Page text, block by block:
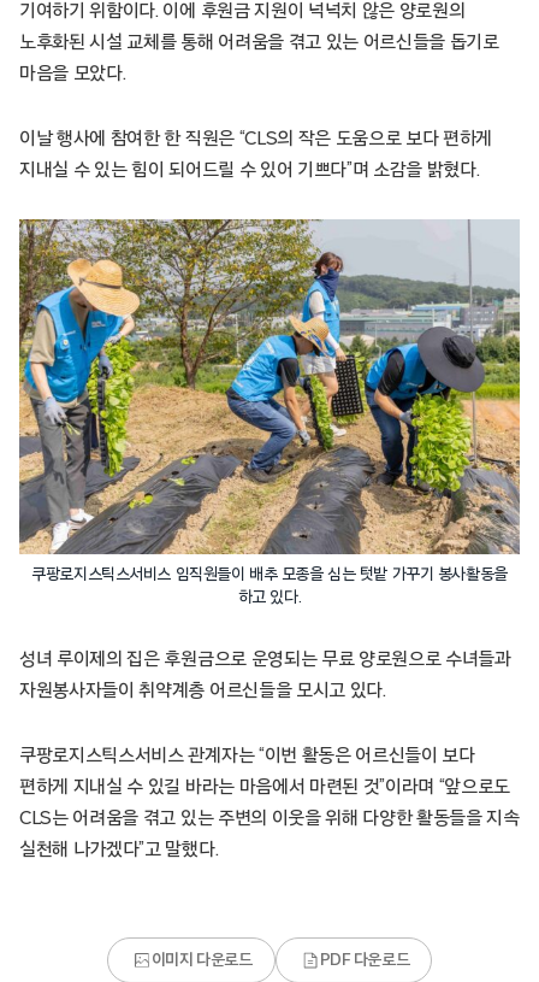
기여하기 위함이다. 이에 후원금 지원이 넉넉치 않은 양로원의
노후화된 시설 교체를 통해 어려움을 겪고 있는 어르신들을 돕기로
마음을 모았다.
이날 행사에 참여한 한 직원은 “CLS의 작은 도움으로 보다 편하게
지내실 수 있는 힘이 되어드릴 수 있어 기쁘다”며 소감을 밝혔다.
쿠팡로지스틱스서비스 임직원들이 배추 모종을 심는 텃밭 가꾸기 봉사활동을
하고 있다.
성녀 루이제의 집은 후원금으로 운영되는 무료 양로원으로 수녀들과
자원봉사자들이 취약계층 어르신들을 모시고 있다.
쿠팡로지스틱스서비스 관계자는 “이번 활동은 어르신들이 보다
편하게 지내실 수 있길 바라는 마음에서 마련된 것”이라며 “앞으로도
CLS는 어려움을 겪고 있는 주변의 이웃을 위해 다양한 활동들을 지속
실천해 나가겠다”고 말했다.
이미지 다운로드 PDF 다운로드